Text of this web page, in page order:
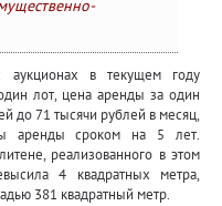
аукционах в текущем году
лот, цена аренды за один
до 71 тысячи рублей в месяц,
аренды сроком на 5 лет.
реализованного в этом
4 квадратных метра,
381 квадратный метр.